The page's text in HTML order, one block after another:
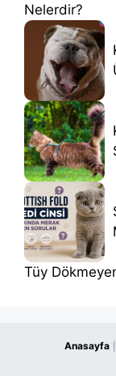
Nelerdir?
Tüy
Anasayfa